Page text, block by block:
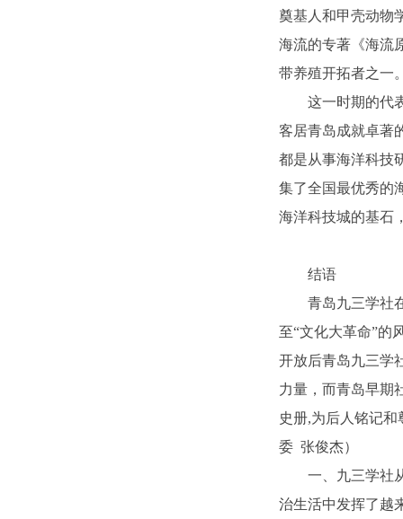
奠基人和甲壳动
海流的专著《海
带养殖开拓者之一
这一时期的代
客居青岛成就卓著
都是从事海洋科技
集了全国最优秀的
海洋科技城的基石
结语
青岛九三学社
至“文化大革命”的
开放后青岛九三学
力量，而青岛早期
史册,为后人铭记
委 张俊杰）
一、九三学社
治生活中发挥了越